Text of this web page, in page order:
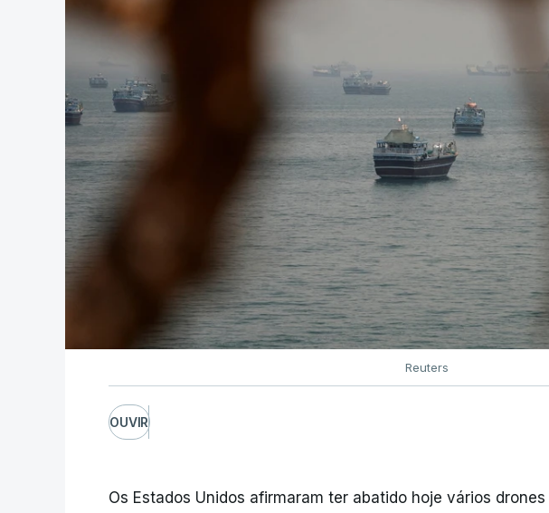
Reuters
OUVIR
Os Estados Unidos afirmaram ter abatido hoje vários